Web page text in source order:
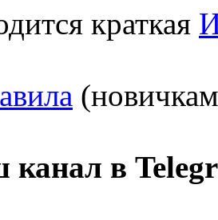
краткая
канал в